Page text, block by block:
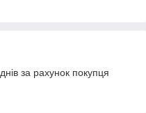
за рахунок покупця